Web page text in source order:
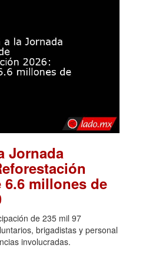
Jornada
6.6 millones de
de 235 mil 97
brigadistas y personal
involucradas.